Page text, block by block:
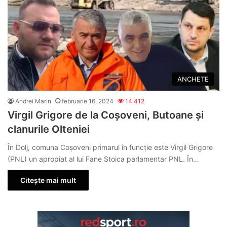
ANCHETE
Andrei Marin februarie 16, 2024 14.412
Virgil Grigore de la Coșoveni, Butoane și
clanurile Olteniei
În Dolj, comuna Coșoveni primarul în funcție este Virgil Grigore
(PNL) un apropiat al lui Fane Stoica parlamentar PNL. În…
Citește mai mult